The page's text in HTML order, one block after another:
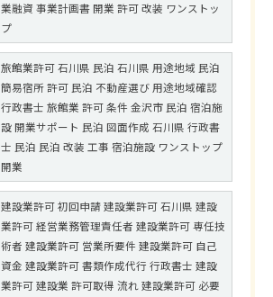
業融資 事業計画書 開業 許可 改装 ワンストッ
プ
旅館業許可 石川県 民泊 石川県 用途地域 民泊
簡易宿所 許可 民泊 不動産選び 用途地域確認
行政書士 旅館業 許可 条件 金沢市 民泊 宿泊施
設 開業サポート 民泊 図面作成 石川県 行政書
士 民泊 民泊 改装 工事 宿泊施設 ワンストップ
開業
建設業許可 初回申請 建設業許可 石川県 建設
業許可 経営業務管理責任者 建設業許可 専任技
術者 建設業許可 営業所要件 建設業許可 自己
資金 建設業許可 書類作成代行 行政書士 建設
業許可 建設業 許可取得 流れ 建設業許可 必要